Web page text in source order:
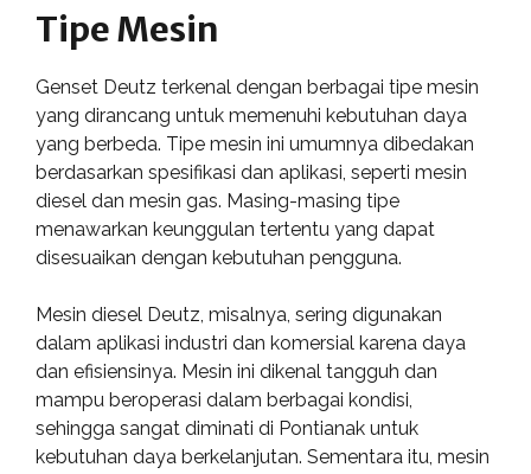
Tipe Mesin
Genset Deutz terkenal dengan berbagai tipe mesin
yang dirancang untuk memenuhi kebutuhan daya
yang berbeda. Tipe mesin ini umumnya dibedakan
berdasarkan spesifikasi dan aplikasi, seperti mesin
diesel dan mesin gas. Masing-masing tipe
menawarkan keunggulan tertentu yang dapat
disesuaikan dengan kebutuhan pengguna.
Mesin diesel Deutz, misalnya, sering digunakan
dalam aplikasi industri dan komersial karena daya
dan efisiensinya. Mesin ini dikenal tangguh dan
mampu beroperasi dalam berbagai kondisi,
sehingga sangat diminati di Pontianak untuk
kebutuhan daya berkelanjutan. Sementara itu, mesin